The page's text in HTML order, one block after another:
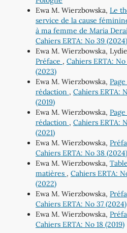
Ewa M. Wierzbowska, Le
service de la cause
à ma femme de Maria
Cahiers ERTA: No 39 (2024)
Ewa M. Wierzbowska,
Préface , Cahiers ERTA: No
(2023)
Ewa M. Wierzbowska,
rédaction , Cahiers ERTA:
(2019)
Ewa M. Wierzbowska,
rédaction , Cahiers ERTA:
(2021)
Ewa M. Wierzbowska,
Cahiers ERTA: No 38 (2024)
Ewa M. Wierzbowska,
matières , Cahiers ERTA:
(2022)
Ewa M. Wierzbowska,
Cahiers ERTA: No 37 (2024)
Ewa M. Wierzbowska,
Cahiers ERTA: No 18 (2019)